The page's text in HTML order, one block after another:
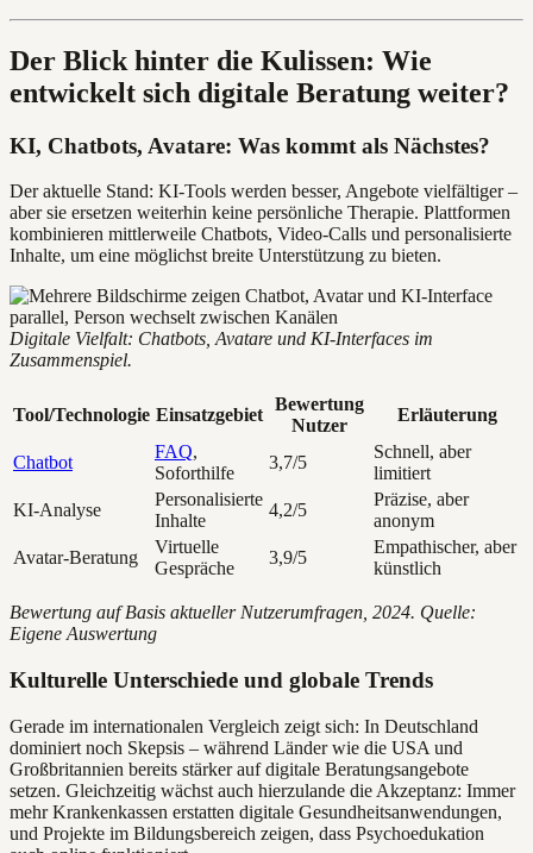
Der Blick hinter die Kulissen: Wie
entwickelt sich digitale Beratung weiter?
KI, Chatbots, Avatare: Was kommt als Nächstes?
Der aktuelle Stand: KI-Tools werden besser, Angebote vielfältiger –
aber sie ersetzen weiterhin keine persönliche Therapie. Plattformen
kombinieren mittlerweile Chatbots, Video-Calls und personalisierte
Inhalte, um eine möglichst breite Unterstützung zu bieten.
Digitale Vielfalt: Chatbots, Avatare und KI-Interfaces im
Zusammenspiel.
Tool/Technologie Einsatzgebiet
Bewertung
Nutzer
Erläuterung
Chatbot
FAQ,
Soforthilfe
3,7/5
Schnell, aber
limitiert
KI-Analyse
Personalisierte
Inhalte
4,2/5
Präzise, aber
anonym
Avatar-Beratung
Virtuelle
Gespräche
3,9/5
Empathischer, aber
künstlich
Bewertung auf Basis aktueller Nutzerumfragen, 2024. Quelle:
Eigene Auswertung
Kulturelle Unterschiede und globale Trends
Gerade im internationalen Vergleich zeigt sich: In Deutschland
dominiert noch Skepsis – während Länder wie die USA und
Großbritannien bereits stärker auf digitale Beratungsangebote
setzen. Gleichzeitig wächst auch hierzulande die Akzeptanz: Immer
mehr Krankenkassen erstatten digitale Gesundheitsanwendungen,
und Projekte im Bildungsbereich zeigen, dass Psychoedukation